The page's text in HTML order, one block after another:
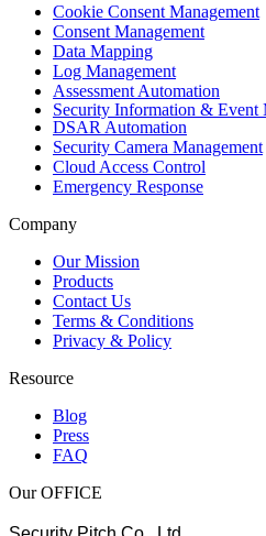
Cookie Consent Management
Consent Management
Data Mapping
Log Management
Assessment Automation
Security Information & Event
DSAR Automation
Security Camera Management
Cloud Access Control
Emergency Response
Company
Our Mission
Products
Contact Us
Terms & Conditions
Privacy & Policy
Resource
Blog
Press
FAQ
Our OFFICE